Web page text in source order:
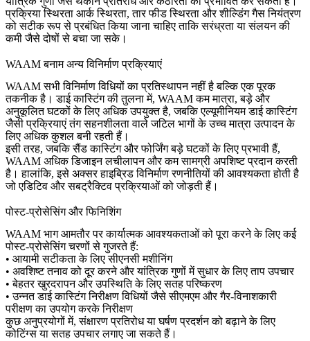
प्रक्रिया स्थिरता आर्क स्थिरता, तार फीड स्थिरता और शील्डिंग गैस नियंत्रण
को सटीक रूप से प्रबंधित किया जाना चाहिए ताकि सरंध्रता या संलयन की
कमी जैसे दोषों से बचा जा सके।
WAAM बनाम अन्य विनिर्माण प्रक्रियाएं
WAAM सभी विनिर्माण विधियों का प्रतिस्थापन नहीं है बल्कि एक पूरक
तकनीक है। डाई कास्टिंग की तुलना में, WAAM कम मात्रा, बड़े और
अनुकूलित घटकों के लिए अधिक उपयुक्त है, जबकिएल्यूमीनियम डाई कास्टिंग
जैसी प्रक्रियाएं तंग सहनशीलता वाले जटिल भागों के उच्च मात्रा उत्पादन के
लिए अधिक कुशल बनी रहती हैं।
इसी तरह, जबकि सैंड कास्टिंग और फोर्जिंग बड़े घटकों के लिए प्रभावी हैं,
WAAM अधिक डिजाइन लचीलापन और कम सामग्री अपशिष्ट प्रदान करती
है। हालांकि, इसे अक्सर हाइब्रिड विनिर्माण रणनीतियों की आवश्यकता होती है
जो एडिटिव और सबट्रैक्टिव प्रक्रियाओं को जोड़ती हैं।
पोस्ट-प्रोसेसिंग और फिनिशिंग
WAAM भाग आमतौर पर कार्यात्मक आवश्यकताओं को पूरा करने के लिए कई
पोस्ट-प्रोसेसिंग चरणों से गुजरते हैं:
• आयामी सटीकता के लिए सीएनसी मशीनिंग
• अवशिष्ट तनाव को दूर करने और यांत्रिक गुणों में सुधार के लिए ताप उपचार
• बेहतर खुरदरापन और उपस्थिति के लिए सतह परिष्करण
• उन्नतडाई कास्टिंग निरीक्षणविधियों जैसे सीएमएम और गैर-विनाशकारी
परीक्षण का उपयोग करके निरीक्षण
कुछ अनुप्रयोगों में, संक्षारण प्रतिरोध या घर्षण प्रदर्शन को बढ़ाने के लिए
कोटिंग्स या सतह उपचार लगाए जा सकते हैं।